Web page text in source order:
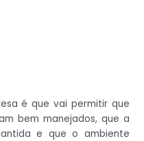
é que vai permitir que
bem manejados, que a
e que o ambiente